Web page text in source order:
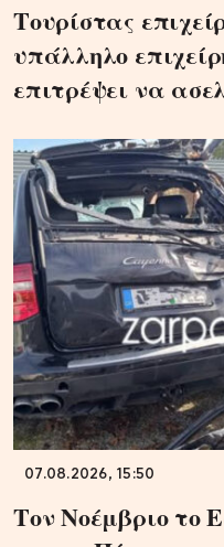
Τουρίστας
υπάλληλο
επιτρέψει να
07.08.2026, 15:50
Τον Νοέμβριο το